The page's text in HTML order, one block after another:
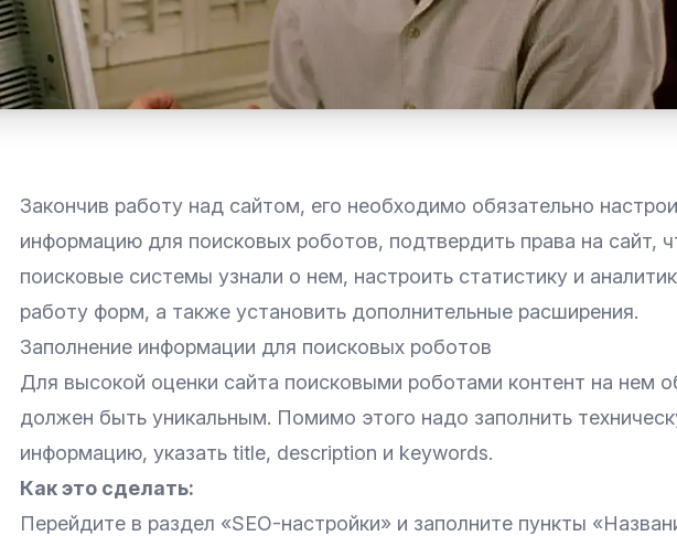
Закончив работу над сайтом, его необходимо обязательно
информацию для поисковых роботов, подтвердить права на сайт,
поисковые системы узнали о нем, настроить статистику и
работу форм, а также установить дополнительные расширения.
Заполнение информации для поисковых роботов
Для высокой оценки сайта поисковыми роботами контент на нем
должен быть уникальным. Помимо этого надо заполнить
информацию, указать title, description и keywords.
Как это сделать:
Перейдите в раздел «SEO-настройки» и заполните пункты